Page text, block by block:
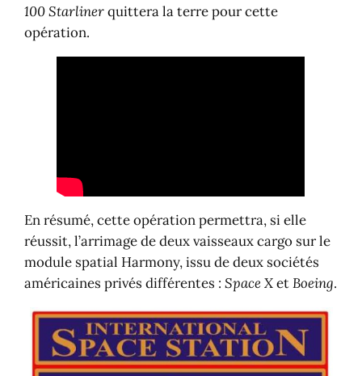
100 Starlinerquittera la terre pour cette
opération.
En résumé, cette opération permettra, si elle
réussit, l’arrimage de deux vaisseaux cargo sur le
module spatial Harmony, issu de deux sociétés
américaines privés différentes :Space XetBoeing.